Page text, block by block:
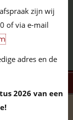
0345 - 511990
zijn wij
of via e-mail
adres en de
2026 van een